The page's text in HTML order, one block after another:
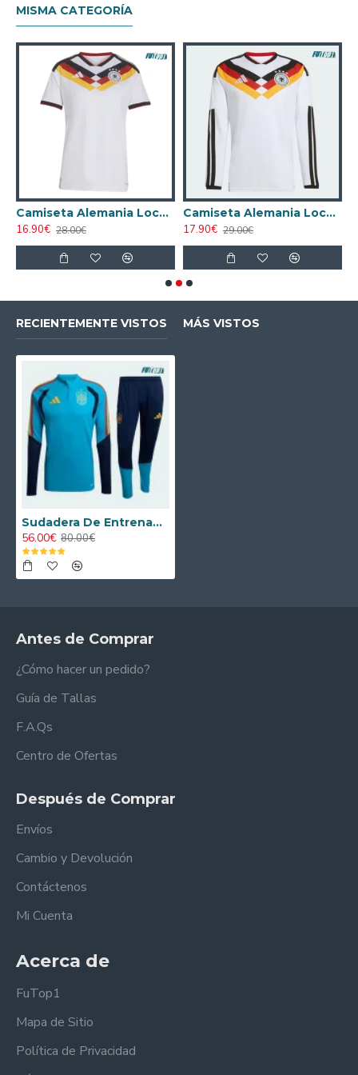
MISMA CATEGORÍA
Camiseta Alemania Local Mundial 2026 Blanco Mujer
16.90€ 28.00€
Camiseta Alemania Local Mundial 2026 ML Blanco
17.90€ 29.00€
RECIENTEMENTE VISTOS MÁS VISTOS
Sudadera De Entrenamiento España 2026 Kit Azul
56.00€ 80.00€
Antes de Comprar
¿Cómo hacer un pedido?
Guía de Tallas
F.A.Qs
Centro de Ofertas
Después de Comprar
Envíos
Cambio y Devolución
Contáctenos
Mi Cuenta
Acerca de
FuTop1
Mapa de Sitio
Política de Privacidad